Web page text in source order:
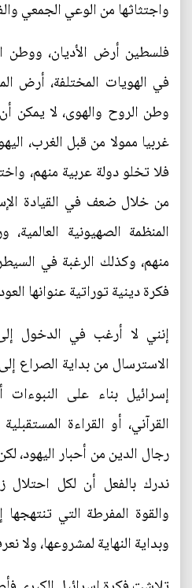
واجتثاثها من الوعي الجمعي
فلسطين أرض الأديان، ووطن
في الهويات المختلفة، أرض
وطن الروح والهوى، لا يمكن
غربيا ممولا من قبل الغرب،
فلا تخلو دولة عربية منهم،
من خلال ضعف في القيادة
المنظمة الصهيونية
منهم، وكذلك الرغبة في
فكرة دينية توراتية عنوانها
إنني لا أرغب في الدخول
الاسترسال من بداية الصراع إلى
إسرائيل بناء على
القرآني، أو القراءة
رجال الدين من أحبار اليهود،
ندرك بالفعل أن لكل احتلال
والقوة المفرطة التي
وبداية النهاية لمشروعها، ولا